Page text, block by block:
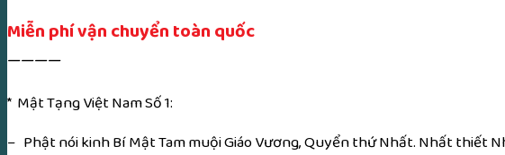
Huyền
Thanh
lượng
Miễn phí vận chuyển toàn quốc
————
* Mật Tạng Việt Nam Số 1:
– Phật nói kinh Bí Mật Tam muội Giáo Vương, Quyển thứ Nhất. Nhất thiết